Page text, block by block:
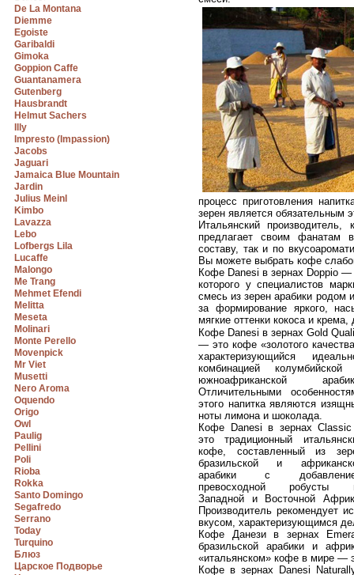
De La Montana
Diemme
Egoiste
Garibaldi
Gimoka
Goppion Caffe
Guantanamera
Gutenberg
Hausbrandt
Helmut Sachers
Illy
Impresto (Impassion)
Jacobs
Jaguari
Jamaica Blue Mountain
Jardin
Julius Meinl
Kimbo
Lavazza
Lebo
Lofbergs Lila
Lucaffe
Malongo
Me Trang
Mehmet Efendi
Melitta
Meseta
Molinari
Monte Perello
Movenpick
Mr Viet
Musetti
Nero Aroma
Oquendo
Origo
Owl
Paulig
Pellini
Poli
Rioba
Rokka
Santo Domingo
Segafredo
Serrano
Today
Turquino
Блюз
Царское Подворье
процесс приготовления
зерен является обязательным
Итальянский
предлагает своим фанатам
составу, так и по
Вы можете выбрать кофе
Кофе Danesi в зернах Doppio —
которого у специалистов
смесь из зерен арабики родом
за формирование яркого,
мягкие оттенки кокоса и
Кофе Danesi в зернах Gold
— это кофе «золотого
характеризующийся
комбинацией
южноафриканской
Отличительными
этого напитка являются
ноты лимона и шоколада.
Кофе Danesi в зернах
это традиционный
кофе, составленный из
бразильской и
арабики с
превосходной робусты
Западной и Восточной
Производитель рекомендует
вкусом, характеризующимся
Кофе Данези в зернах
бразильской арабики и
«итальянском» кофе в мире —
Кофе в зернах Danesi